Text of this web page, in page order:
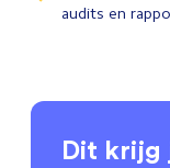
audits en
Dit krijg